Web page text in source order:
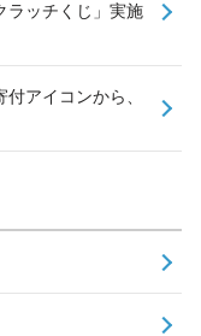
ラッチくじ」実施
アイコンから、